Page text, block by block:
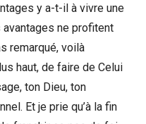
y a-t-il à vivre une
ne profitent
remarqué, voilà
haut, de faire de Celui
ton Dieu, ton
Et je prie qu’à la fin